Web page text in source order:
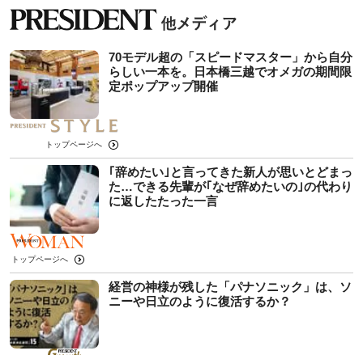
70モデル超の「スピードマスター」から自分
らしい一本を。日本橋三越でオメガの期間限
定ポップアップ開催
トップページへ
｢辞めたい｣と言ってきた新人が思いとどまっ
た…できる先輩が｢なぜ辞めたいの｣の代わり
に返したたった一言
トップページへ
経営の神様が残した「パナソニック」は、ソ
ニーや日立のように復活するか？